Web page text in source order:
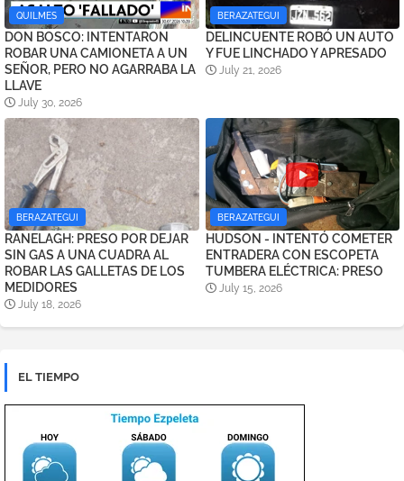
QUILMES
DON BOSCO: INTENTARON
ROBAR UNA CAMIONETA A UN
SEÑOR, PERO NO AGARRABA LA
LLAVE
July 30, 2026
BERAZATEGUI
DELINCUENTE ROBÓ UN AUTO
Y FUE LINCHADO Y APRESADO
July 21, 2026
BERAZATEGUI
RANELAGH: PRESO POR DEJAR
SIN GAS A UNA CUADRA AL
ROBAR LAS GALLETAS DE LOS
MEDIDORES
July 18, 2026
BERAZATEGUI
HUDSON - INTENTÓ COMETER
ENTRADERA CON ESCOPETA
TUMBERA ELÉCTRICA: PRESO
July 15, 2026
EL TIEMPO